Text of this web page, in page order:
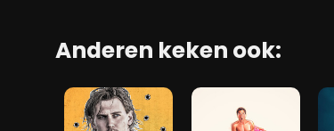
Anderen keken ook: